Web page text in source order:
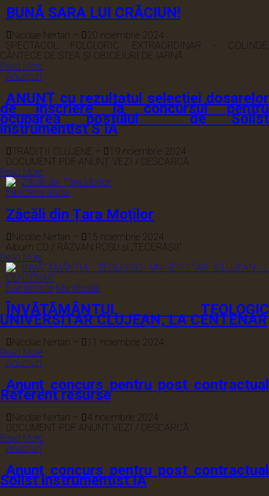
BUNĂ SARA LUI CRĂCIUN!
Nicolae Nertan
20 noiembrie 2024
SPECTACOL FOLCLORIC EXTRAORDINAR - COLINDE,
CÂNTECE DE STEA ȘI OBICEIURI DE IARNĂ
Read More
Anunțuri
ANUNȚ cu rezultatul selecției dosarelor
de înscriere la concursul pentru
ocuparea postului de Solist
instrumentist S IA
TRADIȚII CLUJENE
19 noiembrie 2024
DOCUMENT PDF ANUNȚ VEZI / DESCARCĂ
Read More
Biblioteca audio
Zâcăli din Țara Moților
Nicolae Nertan
15 noiembrie 2024
Album CD / RĂZVAN ROȘU și „TECERAȘII”
Read More
Evenimente Manifestări
ÎNVĂȚĂMÂNTUL TEOLOGIC
UNIVERSITAR CLUJEAN, LA CENTENAR
Nicolae Nertan
11 noiembrie 2024
Read More
Anunțuri
Anunţ concurs pentru post contractual
Referent resurse
Nicolae Nertan
4 noiembrie 2024
DOCUMENT PDF ANUNȚ VEZI / DESCARCĂ
Read More
Anunțuri
Anunţ concurs pentru post contractual
Solist instrumentist IA